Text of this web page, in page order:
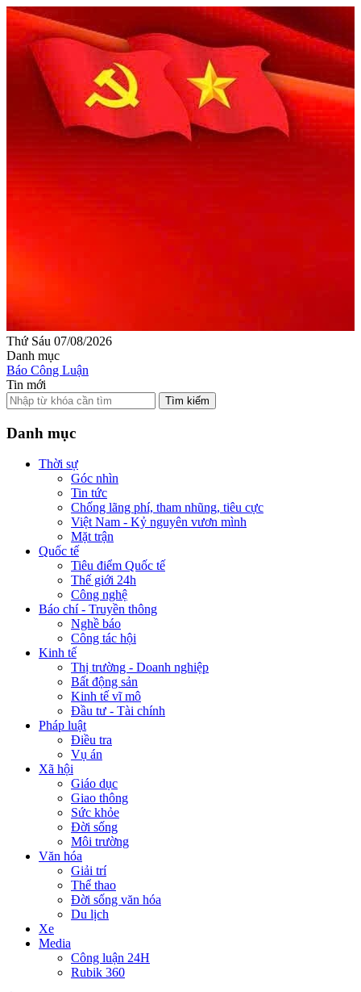
Thứ Sáu 07/08/2026
Danh mục
Báo Công Luận
Tin mới
Tìm kiếm
Danh mục
Thời sự
Góc nhìn
Tin tức
Chống lãng phí, tham nhũng, tiêu cực
Việt Nam - Kỷ nguyên vươn mình
Mặt trận
Quốc tế
Tiêu điểm Quốc tế
Thế giới 24h
Công nghệ
Báo chí - Truyền thông
Nghề báo
Công tác hội
Kinh tế
Thị trường - Doanh nghiệp
Bất động sản
Kinh tế vĩ mô
Đầu tư - Tài chính
Pháp luật
Điều tra
Vụ án
Xã hội
Giáo dục
Giao thông
Sức khỏe
Đời sống
Môi trường
Văn hóa
Giải trí
Thể thao
Đời sống văn hóa
Du lịch
Xe
Media
Công luận 24H
Rubik 360